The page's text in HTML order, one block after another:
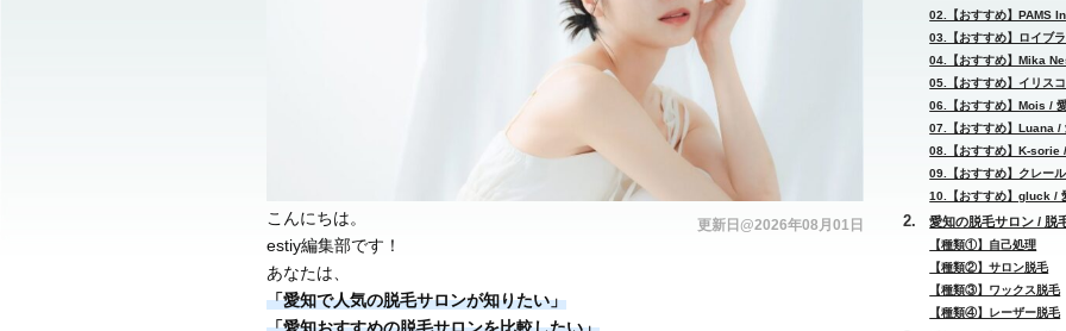
更新日@2026年08月01日
こんにちは。
estiy編集部です！
あなたは、
「愛知で人気の脱毛サロンが知りたい」
02.【おすすめ】PAMS
03.【おすすめ】ロイブ
04.【おすすめ】Mika
05.【おすすめ】イリス
06.【おすすめ】Mois /
07.【おすすめ】Luana /
08.【おすすめ】K-sorie
09.【おすすめ】クレー
10.【おすすめ】gluck /
愛知の脱毛サロン / 脱
【種類①】自己処理
【種類②】サロン脱毛
【種類③】ワックス脱毛
【種類④】レーザー脱毛